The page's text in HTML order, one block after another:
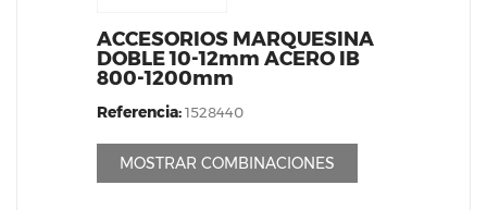
ACCESORIOS MARQUESINA
DOBLE 10-12mm ACERO IB
800-1200mm
Referencia:1528440
MOSTRAR COMBINACIONES